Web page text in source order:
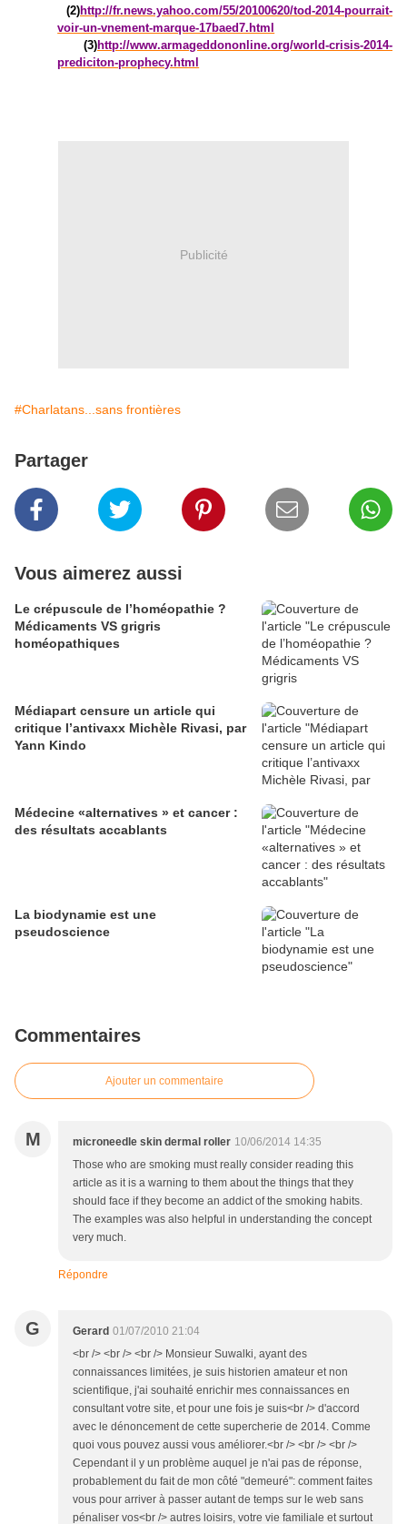
(2)http://fr.news.yahoo.com/55/20100620/tod-2014-pourrait-
voir-un-vnement-marque-17baed7.html
(3)http://www.armageddononline.org/world-crisis-2014-
prediciton-prophecy.html
Publicité
#Charlatans...sans frontières
Partager
Vous aimerez aussi
Le crépuscule de l’homéopathie ?
Médicaments VS grigris
homéopathiques
Médiapart censure un article qui
critique l’antivaxx Michèle Rivasi, par
Yann Kindo
Médecine «alternatives » et cancer :
des résultats accablants
La biodynamie est une
pseudoscience
Commentaires
Ajouter un commentaire
M microneedle skin dermal roller 10/06/2014 14:35
Those who are smoking must really consider reading this
article as it is a warning to them about the things that they
should face if they become an addict of the smoking habits.
The examples was also helpful in understanding the concept
very much.
Répondre
G Gerard 01/07/2010 21:04
<br /> <br /> <br /> Monsieur Suwalki, ayant des
connaissances limitées, je suis historien amateur et non
scientifique, j'ai souhaité enrichir mes connaissances en
consultant votre site, et pour une fois je suis<br /> d'accord
avec le dénoncement de cette supercherie de 2014. Comme
quoi vous pouvez aussi vous améliorer.<br /> <br /> <br />
Cependant il y un problème auquel je n'ai pas de réponse,
probablement du fait de mon côté "demeuré": comment faites
vous pour arriver à passer autant de temps sur le web sans
pénaliser vos<br /> autres loisirs, votre vie familiale et surtout